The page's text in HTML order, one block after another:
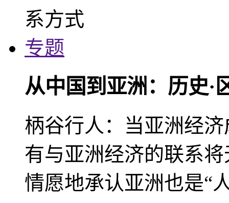
专题
从中国到亚洲：历史·
柄谷行人：当亚洲经
有与亚洲经济的联系
情愿地承认亚洲也是“